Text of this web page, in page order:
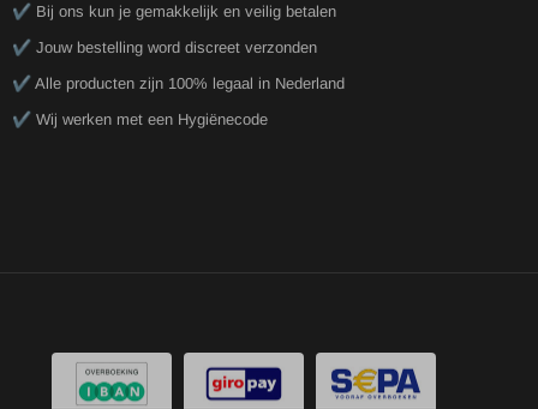
✔️ Bij ons kun je gemakkelijk en veilig betalen
✔️ Jouw bestelling word discreet verzonden
✔️ Alle producten zijn 100% legaal in Nederland
✔️ Wij werken met een Hygiënecode